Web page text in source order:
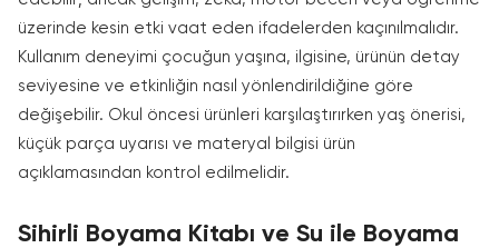
üzerinde kesin etki vaat eden ifadelerden kaçınılmalıdır.
Kullanım deneyimi çocuğun yaşına, ilgisine, ürünün detay
seviyesine ve etkinliğin nasıl yönlendirildiğine göre
değişebilir. Okul öncesi ürünleri karşılaştırırken yaş önerisi,
küçük parça uyarısı ve materyal bilgisi ürün
açıklamasından kontrol edilmelidir.
Sihirli Boyama Kitabı ve Su ile Boyama